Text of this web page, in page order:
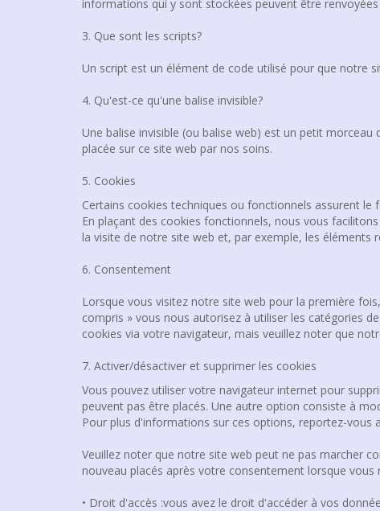
informations qui y sont stockées peuvent être
3. Que sont les scripts?
Un script est un élément de code utilisé pour que notre
4. Qu'est-ce qu'une balise invisible?
Une balise invisible (ou balise web) est un petit
placée sur ce site web par nos soins.
5. Cookies
Certains cookies techniques ou fonctionnels assurent
En plaçant des cookies fonctionnels, nous vous
la visite de notre site web et, par exemple, les
6. Consentement
Lorsque vous visitez notre site web pour la première
compris » vous nous autorisez à utiliser les catégories
cookies via votre navigateur, mais veuillez noter que
7. Activer/désactiver et supprimer les cookies
Vous pouvez utiliser votre navigateur internet pour
peuvent pas être placés. Une autre option consiste à
Pour plus d'informations sur ces options, reportez-vous
Veuillez noter que notre site web peut ne pas marcher
nouveau placés après votre consentement lorsque vous
• Droit d'accès :vous avez le droit d'accéder à vos